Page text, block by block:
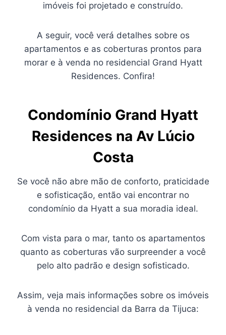
imóveis foi projetado e construído.
A seguir, você verá detalhes sobre os
apartamentos e as coberturas prontos para
morar e à venda no residencial Grand Hyatt
Residences. Confira!
Condomínio Grand Hyatt
Residences na Av Lúcio
Costa
Se você não abre mão de conforto, praticidade
e sofisticação, então vai encontrar no
condomínio da Hyatt a sua moradia ideal.
Com vista para o mar, tanto os apartamentos
quanto as coberturas vão surpreender a você
pelo alto padrão e design sofisticado.
Assim, veja mais informações sobre os imóveis
à venda no residencial da Barra da Tijuca: